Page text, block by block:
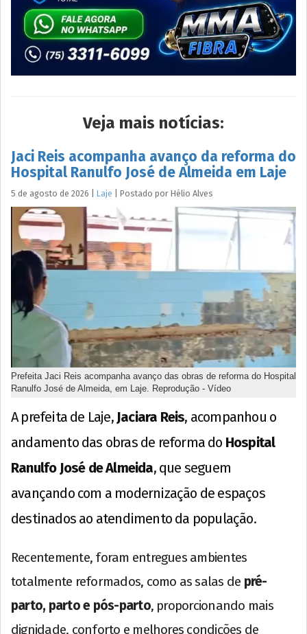
Veja mais notícias:
Jaci Reis acompanha avanço da reforma do
Hospital Ranulfo José de Almeida em Laje
5 de agosto de 2026 Laje Postado por Hélio Alves
Prefeita Jaci Reis acompanha avanço das obras de reforma do Hospital
Ranulfo José de Almeida, em Laje. Reprodução - Vídeo
A prefeita de Laje, Jaciara Reis, acompanhou o
andamento das obras de reforma do Hospital
Ranulfo José de Almeida, que seguem
avançando com a modernização de espaços
destinados ao atendimento da população.
Recentemente, foram entregues ambientes
totalmente reformados, como as salas de pré-
parto, parto e pós-parto, proporcionando mais
dignidade, conforto e melhores condições de